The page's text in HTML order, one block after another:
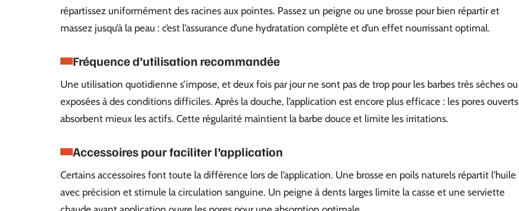
répartissez uniformément des racines aux pointes. Passez un peigne ou une brosse pour bien répartir et
massez jusqu’à la peau : c’est l’assurance d’une hydratation complète et d’un effet nourrissant optimal.
Fréquence d’utilisation recommandée
Une utilisation quotidienne s’impose, et deux fois par jour ne sont pas de trop pour les barbes très sèches ou
exposées à des conditions difficiles. Après la douche, l’application est encore plus efficace : les pores ouverts
absorbent mieux les actifs. Cette régularité maintient la barbe douce et limite les irritations.
Accessoires pour faciliter l’application
Certains accessoires font toute la différence lors de l’application. Une brosse en poils naturels répartit l’huile
avec précision et stimule la circulation sanguine. Un peigne à dents larges limite la casse et une serviette